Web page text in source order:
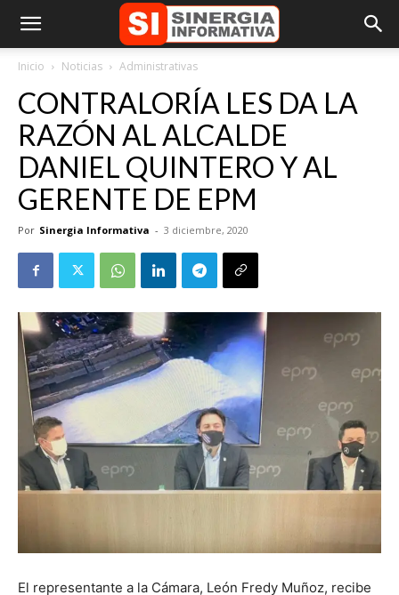
Inicio Noticias Administrativas
CONTRALORÍA LES DA LA
RAZÓN AL ALCALDE
DANIEL QUINTERO Y AL
GERENTE DE EPM
Por Sinergia Informativa - 3 diciembre, 2020
El representante a la Cámara, León Fredy Muñoz, recibe